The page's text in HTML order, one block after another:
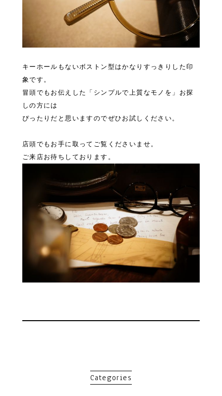
キーホールもないボストン型はかなりすっきりした印
象です。
冒頭でもお伝えした「シンプルで上質なモノを」お探
しの方には
ぴったりだと思いますのでぜひお試しください。
店頭でもお手に取ってご覧くださいませ。
ご来店お待ちしております。
Categories